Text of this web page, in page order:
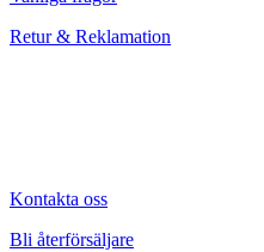
Retur & Reklamation
Kontakta oss
Bli återförsäljare